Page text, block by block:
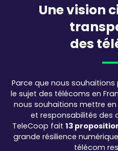
Unevision
des
Parce que nous
le sujet des télécoms en
nous souhaitions mettre
et responsabilités des
TeleCoop fait 13
grande résilience
télécom